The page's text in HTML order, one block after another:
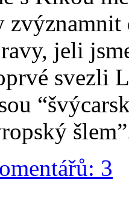
jeli
svezli
3